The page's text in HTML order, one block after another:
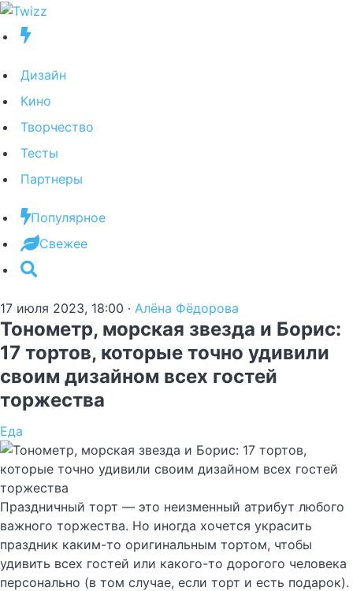
Дизайн
Кино
Творчество
Тесты
Партнеры
Популярное
Свежее
17 июля 2023, 18:00 · Алёна Фёдорова
Тонометр, морская звезда и Борис:
17 тортов, которые точно удивили
своим дизайном всех гостей
торжества
Еда
Праздничный торт — это неизменный атрибут любого
важного торжества. Но иногда хочется украсить
праздник каким-то оригинальным тортом, чтобы
удивить всех гостей или какого-то дорогого человека
персонально (в том случае, если торт и есть подарок).